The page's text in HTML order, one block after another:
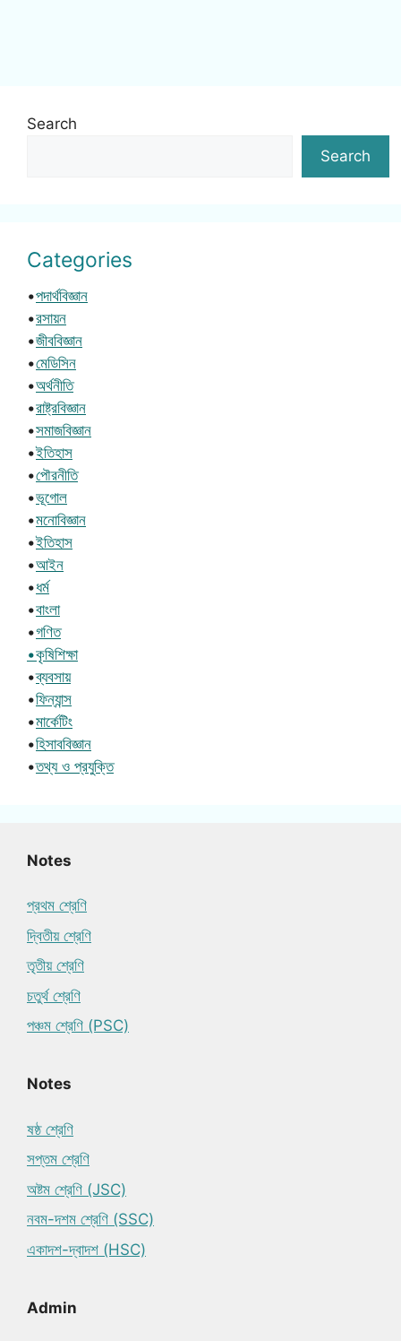
Search
Search
Categories
•পদার্থবিজ্ঞান
•রসায়ন
•জীববিজ্ঞান
•মেডিসিন
•অর্থনীতি
•রাষ্ট্রবিজ্ঞান
•সমাজবিজ্ঞান
•ইতিহাস
•পৌরনীতি
•ভূগোল
•মনোবিজ্ঞান
•ইতিহাস
•আইন
•ধর্ম
•বাংলা
•গণিত
•কৃষিশিক্ষা
•ব্যবসায়
•ফিন্যান্স
•মার্কেটিং
•হিসাববিজ্ঞান
•তথ্য ও প্রযুক্তি
Notes
প্রথম শ্রেণি
দ্বিতীয় শ্রেণি
তৃতীয় শ্রেণি
চতুর্থ শ্রেণি
পঞ্চম শ্রেণি (PSC)
Notes
ষষ্ঠ শ্রেণি
সপ্তম শ্রেণি
অষ্টম শ্রেণি (JSC)
নবম-দশম শ্রেণি (SSC)
একাদশ-দ্বাদশ (HSC)
Admin